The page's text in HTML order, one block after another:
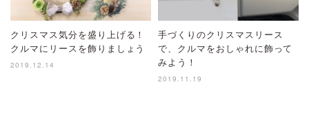
クリスマス気分を盛り上げる！
クルマにリースを飾りましょう
2019.12.14
手づくりのクリスマスリース
で、クルマをおしゃれに飾って
みよう！
2019.11.19